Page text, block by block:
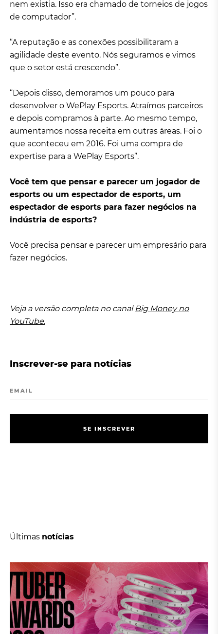
nem existia. Isso era chamado de torneios de jogos
de computador”.
“A reputação e as conexões possibilitaram a
agilidade deste evento. Nós seguramos e vimos
que o setor está crescendo”.
“Depois disso, demoramos um pouco para
desenvolver o WePlay Esports. Atraímos parceiros
e depois compramos à parte. Ao mesmo tempo,
aumentamos nossa receita em outras áreas. Foi o
que aconteceu em 2016. Foi uma compra de
expertise para a WePlay Esports”.
Você tem que pensar e parecer um jogador de
esports ou um espectador de esports, um
espectador de esports para fazer negócios na
indústria de esports?
Você precisa pensar e parecer um empresário para
fazer negócios.
Veja a versão completa no canal Big Money no
YouTube.
Inscrever-se para notícias
EMAIL
SE I NSCREVER
Últimas notícias